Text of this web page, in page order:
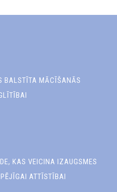
BALSTĪTA MĀCĪŠANĀS
KAS VEICINA IZAUGSMES
ATTĪSTĪBAI